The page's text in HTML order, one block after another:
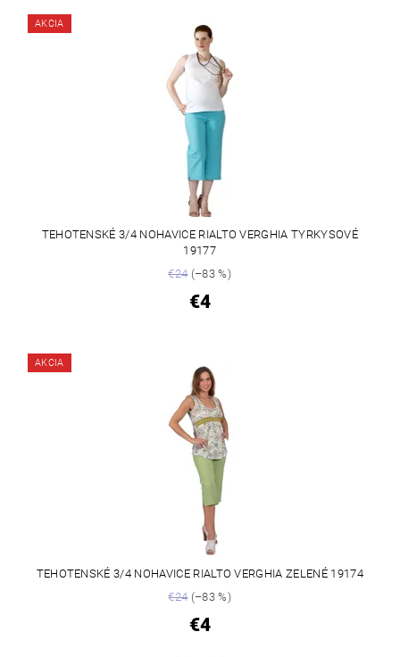
AKCIA
TEHOTENSKÉ 3/4 NOHAVICE RIALTO VERGHIA TYRKYSOVÉ
19177
€24(–83 %)
€4
AKCIA
TEHOTENSKÉ 3/4 NOHAVICE RIALTO VERGHIA ZELENÉ 19174
€24(–83 %)
€4